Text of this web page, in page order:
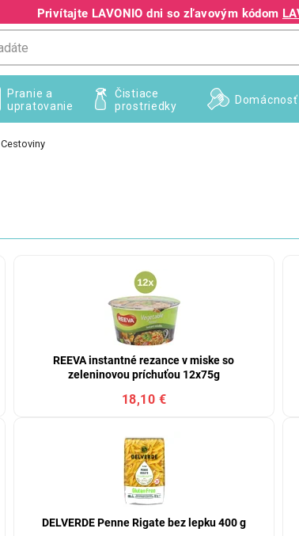
Privítajte LAVONIO dni so zľavovým kódom+421
Pranie a
upratovanie
Čistiace
prostriedky
Domácnosť
Cestoviny
REEVA instantné rezance v miske so
zeleninovou príchuťou 12x75g
18,10 €
DELVERDE Penne Rigate bez lepku 400 g